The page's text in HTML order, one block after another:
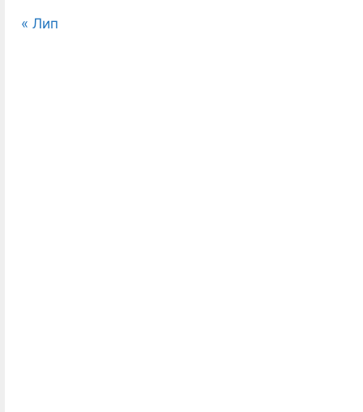
« Лип